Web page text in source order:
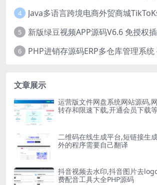
4
5 新版绿豆视频APP源码V6.6 免授权
6
文章展示
运营版文件网盘系统网站源码,
转存和限速下载,开通会员下载
二维码在线生成平台,短链接生
外的程序需要自己翻译
抖音视频去水印,抖音图片去
费配音工具大全PHP源码